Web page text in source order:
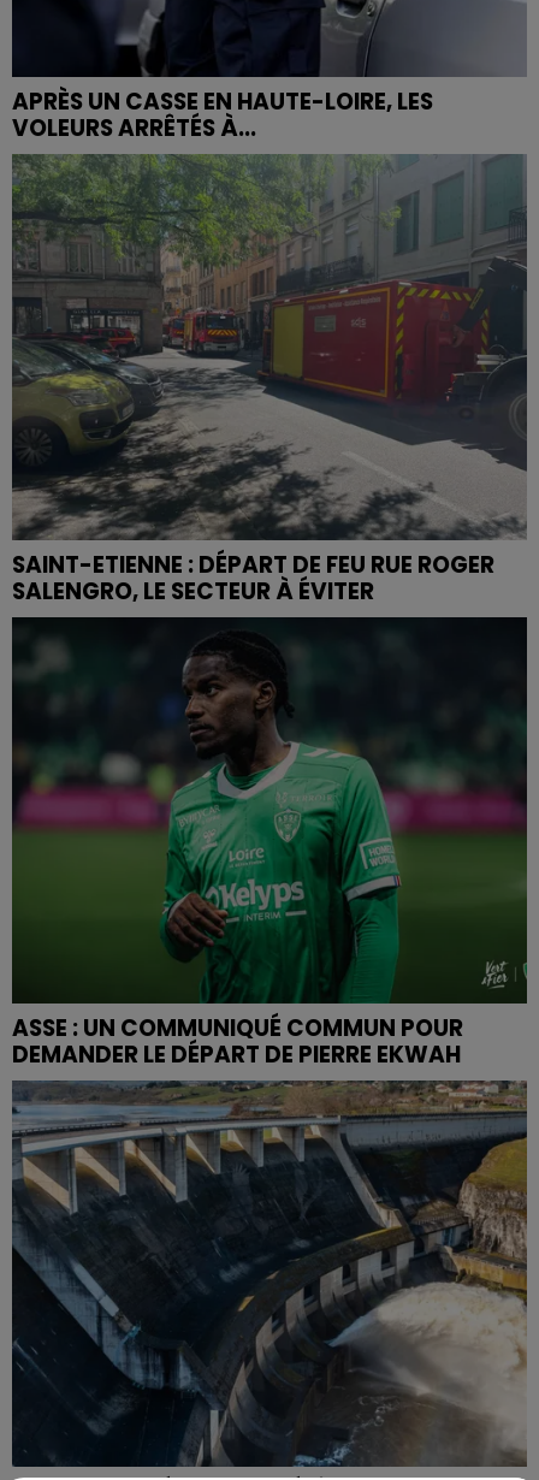
APRÈS UN CASSE EN HAUTE-LOIRE, LES
VOLEURS ARRÊTÉS À...
SAINT-ETIENNE : DÉPART DE FEU RUE ROGER
SALENGRO, LE SECTEUR À ÉVITER
ASSE : UN COMMUNIQUÉ COMMUN POUR
DEMANDER LE DÉPART DE PIERRE EKWAH